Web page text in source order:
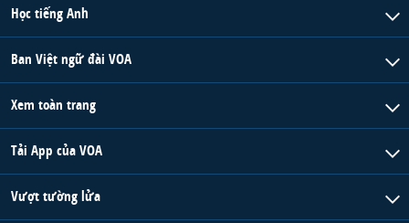
Học tiếng Anh
Ban Việt ngữ đài VOA
Xem toàn trang
Tải App của VOA
Vượt tường lửa